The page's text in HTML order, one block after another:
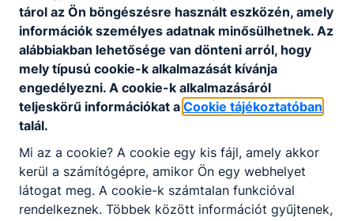
9_E.docx
Letöltés
9_K.docx
Letöltés
9_R.docx
Letöltés
9_S.docx
tárol az Ön böngészésre használt eszközén, amely
információk személyes adatnak minősülhetnek. Az
alábbiakban lehetősége van dönteni arról, hogy
mely típusú cookie-k alkalmazását kívánja
engedélyezni. A cookie-k alkalmazásáról
teljeskörű információkat a Cookie tájékoztatóban
talál.
Mi az a cookie? A cookie egy kis fájl, amely akkor
kerül a számítógépre, amikor Ön egy webhelyet
látogat meg. A cookie-k számtalan funkcióval
rendelkeznek. Többek között információt gyűjtenek,